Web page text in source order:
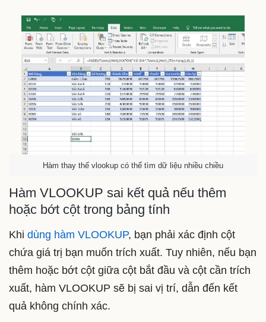
Hàm thay thế vlookup có thể tìm dữ liệu nhiều chiều
Hàm VLOOKUP sai kết quả nếu thêm
hoặc bớt cột trong bảng tính
Khi dùng hàm VLOOKUP, bạn phải xác định cột
chứa giá trị bạn muốn trích xuất. Tuy nhiên, nếu bạn
thêm hoặc bớt cột giữa cột bắt đầu và cột cần trích
xuất, hàm VLOOKUP sẽ bị sai vị trí, dẫn đến kết
quả không chính xác.